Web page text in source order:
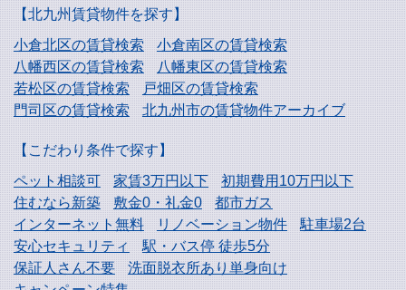
【北九州賃貸物件を探す】
小倉北区の賃貸検索
小倉南区の賃貸検索
八幡西区の賃貸検索
八幡東区の賃貸検索
若松区の賃貸検索
戸畑区の賃貸検索
門司区の賃貸検索
北九州市の賃貸物件アーカイブ
【こだわり条件で探す】
ペット相談可
家賃3万円以下
初期費用10万円以下
住むなら新築
敷金0・礼金0
都市ガス
インターネット無料
リノベーション物件
駐車場2台
安心セキュリティ
駅・バス停 徒歩5分
保証人さん不要
洗面脱衣所あり単身向け